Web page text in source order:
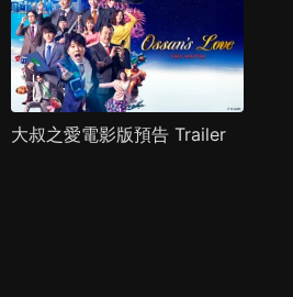
大叔之愛電影版預告 Trailer